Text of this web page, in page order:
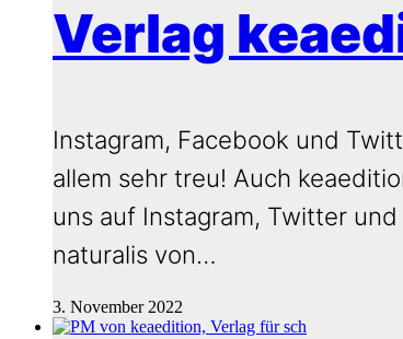
Verlag
Instagram, Facebook und
allem sehr treu! Auch
uns auf Instagram, Twitter
naturalis von…
3. November 2022